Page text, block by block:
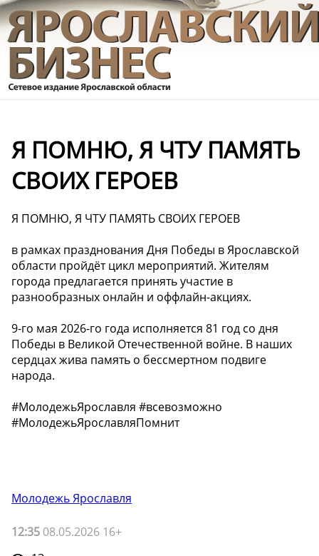
Я ПОМНЮ, Я ЧТУ ПАМЯТЬ
СВОИХ ГЕРОЕВ
Я ПОМНЮ, Я ЧТУ ПАМЯТЬ СВОИХ ГЕРОЕВ
в рамках празднования Дня Победы в Ярославской
области пройдёт цикл мероприятий. Жителям
города предлагается принять участие в
разнообразных онлайн и оффлайн-акциях.
9-го мая 2026-го года исполняется 81 год со дня
Победы в Великой Отечественной войне. В наших
сердцах жива память о бессмертном подвиге
народа.
#МолодежьЯрославля #всевозможно
#МолодежьЯрославляПомнит
Молодежь Ярославля
12:35 08.05.2026 16+